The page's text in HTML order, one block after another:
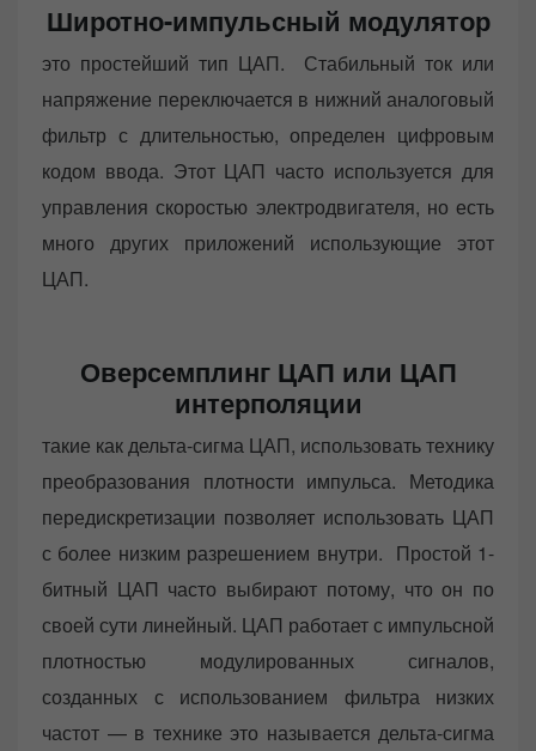
Широтно-импульсный модулятор
это простейший тип ЦАП. Стабильный ток или
напряжение переключается в нижний аналоговый
фильтр с длительностью, определен цифровым
кодом ввода. Этот ЦАП часто используется для
управления скоростью электродвигателя, но есть
много других приложений использующие этот
ЦАП.
Оверсемплинг ЦАП или ЦАП
интерполяции
такие как дельта-сигма ЦАП, использовать технику
преобразования плотности импульса. Методика
передискретизации позволяет использовать ЦАП
с более низким разрешением внутри. Простой 1-
битный ЦАП часто выбирают потому, что он по
своей сути линейный. ЦАП работает с импульсной
плотностью модулированных сигналов,
созданных с использованием фильтра низких
частот — в технике это называется дельта-сигма